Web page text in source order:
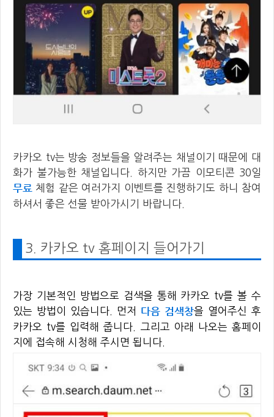
카카오 tv는 방송 정보들을 알려주는 채널이기 때문에 대
화가 불가능한 채널입니다. 하지만 가끔 이모티콘 30일
무료 체험 같은 여러가지 이벤트를 진행하기도 하니 참여
하셔서 좋은 선물 받아가시기 바랍니다.
3. 카카오 tv 홈페이지 들어가기
가장 기본적인 방법으로 검색을 통해 카카오 tv를 볼 수
있는 방법이 있습니다. 먼저 다음 검색창을 열어주신 후
카카오 tv를 입력해 줍니다. 그리고 아래 나오는 홈페이
지에 접속해 시청해 주시면 됩니다.